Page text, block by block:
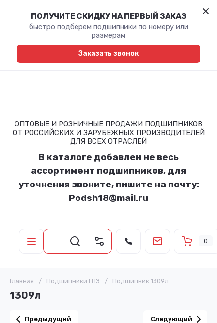
ПОЛУЧИТЕ СКИДКУ НА ПЕРВЫЙ ЗАКАЗ
быстро подберем подшипники по номеру или
размерам
Заказать звонок
ОПТОВЫЕ И РОЗНИЧНЫЕ ПРОДАЖИ ПОДШИПНИКОВ
ОТ РОССИЙСКИХ И ЗАРУБЕЖНЫХ ПРОИЗВОДИТЕЛЕЙ
ДЛЯ ВСЕХ ОТРАСЛЕЙ
В каталоге добавлен не весь
ассортимент подшипников, для
уточнения звоните, пишите на почту:
Podsh18@mail.ru
0
Главная / Подшипники ГПЗ / Подшипник 1309л
1309л
Предыдущий Следующий